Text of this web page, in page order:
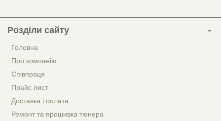
Розділи сайту
Головна
Про компанію
Співпраця
Прайс лист
Доставка і оплата
Ремонт та прошивка тюнера